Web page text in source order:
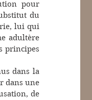
pour
du
lui qui
adultère
principes
dans la
dans une
de